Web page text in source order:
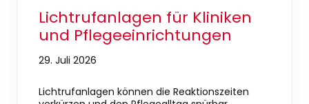
Lichtrufanlagen für Kliniken
und Pflegeeinrichtungen
29. Juli 2026
Lichtrufanlagen können die Reaktionszeiten